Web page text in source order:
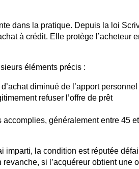
dans la pratique. Depuis la loi
à crédit. Elle protège l’acheteur
éléments précis :
diminué de l’apport
refuser l’offre de prêt
généralement entre 45
imparti, la condition est réputée
si l’acquéreur obtient une